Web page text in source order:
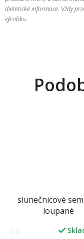
dietetické informace. Vždy
výrobku.
slunečnicové
loupané